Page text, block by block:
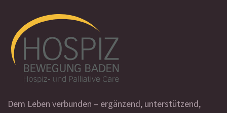
Dem Leben verbunden – ergänzend, unterstützend,